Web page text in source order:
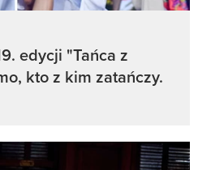
edycji "Tańca z
kto z kim zatańczy.